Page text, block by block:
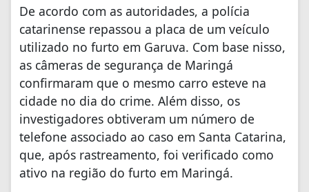
De acordo com as autoridades, a polícia
catarinense repassou a placa de um veículo
utilizado no furto em Garuva. Com base nisso,
as câmeras de segurança de Maringá
confirmaram que o mesmo carro esteve na
cidade no dia do crime. Além disso, os
investigadores obtiveram um número de
telefone associado ao caso em Santa Catarina,
que, após rastreamento, foi verificado como
ativo na região do furto em Maringá.